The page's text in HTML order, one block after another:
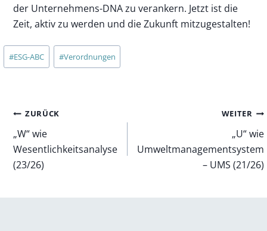
der Unternehmens-DNA zu verankern. Jetzt ist die
Zeit, aktiv zu werden und die Zukunft mitzugestalten!
Schlagworte:
#ESG-ABC #Verordnungen
Beitragsnavigation
ZURÜCK
„W“ wie
Wesentlichkeitsanalyse
(23/26)
WEITER
„U“ wie
Umweltmanagementsystem
– UMS (21/26)